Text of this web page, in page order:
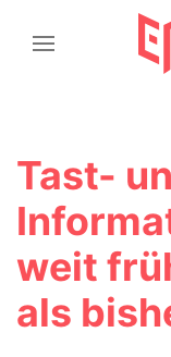
Tast-
weit
als